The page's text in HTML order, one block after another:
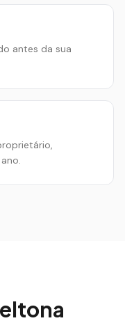
antes da sua